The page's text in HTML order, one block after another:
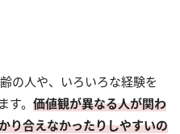
の人や、いろいろな経験を
。 価値観が異なる人が関わ
り合えなかったりしやすいの